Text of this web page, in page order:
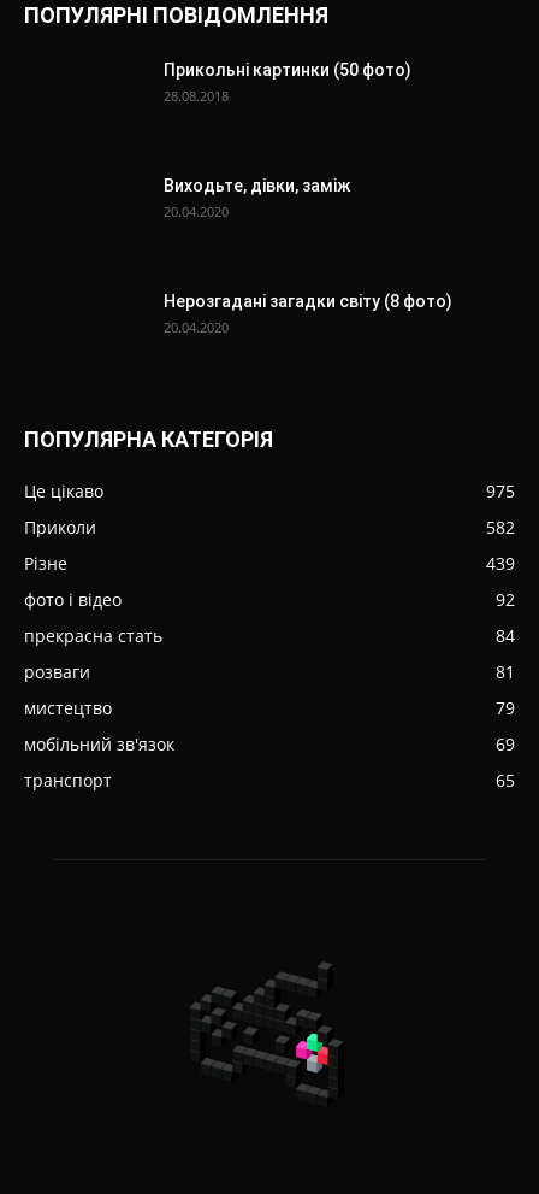
ПОПУЛЯРНІ ПОВІДОМЛЕННЯ
Прикольні картинки (50 фото)
28.08.2018
Виходьте, дівки, заміж
20.04.2020
Нерозгадані загадки світу (8 фото)
20.04.2020
ПОПУЛЯРНА КАТЕГОРІЯ
Це цікаво
975
Приколи
582
Різне
439
фото і відео
92
прекрасна стать
84
розваги
81
мистецтво
79
мобільний зв'язок
69
транспорт
65